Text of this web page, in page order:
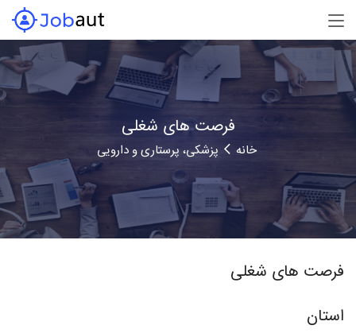
فرصت های شغلی
خانه پزشکی،‌ پرستاری و دارویی
فرصت های شغلی
استان